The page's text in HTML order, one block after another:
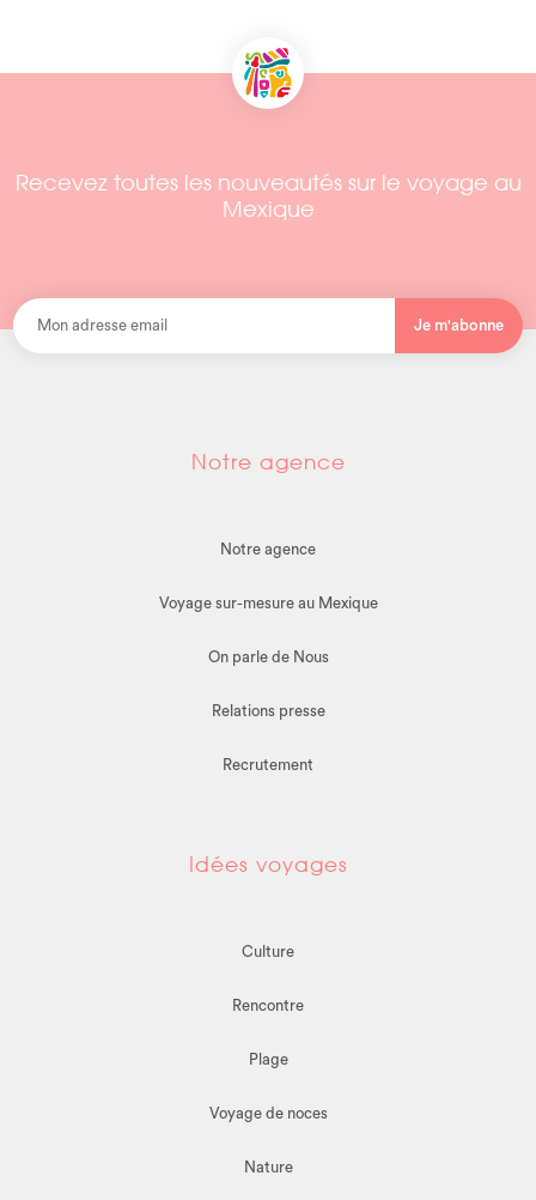
Recevez toutes les nouveautés sur le voyage au
Mexique
Je m'abonne
Notre agence
Notre agence
Voyage sur-mesure au Mexique
On parle de Nous
Relations presse
Recrutement
Idées voyages
Culture
Rencontre
Plage
Voyage de noces
Nature